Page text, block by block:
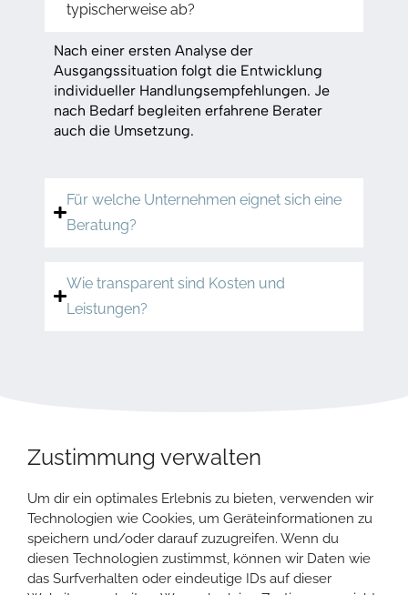
Zustimmung verwalten
Um dir ein optimales Erlebnis zu bieten, verwenden wir
Technologien wie Cookies, um Geräteinformationen zu
speichern und/oder darauf zuzugreifen. Wenn du
diesen Technologien zustimmst, können wir Daten wie
das Surfverhalten oder eindeutige IDs auf dieser
typischerweise ab?
Nach einer ersten Analyse der
Ausgangssituation folgt die Entwicklung
individueller Handlungsempfehlungen. Je
nach Bedarf begleiten erfahrene Berater
auch die Umsetzung.
Für welche Unternehmen eignet sich eine
Beratung?
Wie transparent sind Kosten und
Leistungen?
UNSER TEAM
JETZT MEHR ERFAHREN ÜBER UNSERE EXPERTEN
UND WIE MAN SIE ERREICHT
ÜBER UNS